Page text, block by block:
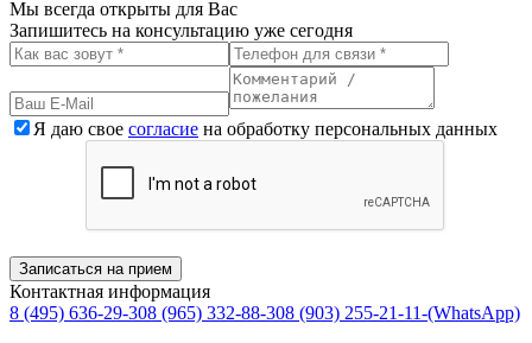
Мы всегда открыты для Вас
Запишитесь на консультацию уже сегодня
Я даю свое согласие на обработку персональных данных
Записаться на прием
Контактная информация
8 (495) 636-29-308 (965) 332-88-308 (903) 255-21-11-(WhatsApp)